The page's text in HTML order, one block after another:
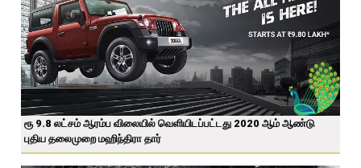
ரூ 9.8 லட்சம் ஆரம்ப விலையில் வெளியிடப்பட்டது 2020 ஆம் ஆண்டு
புதிய தலைமுறை மஹிந்திரா தார்